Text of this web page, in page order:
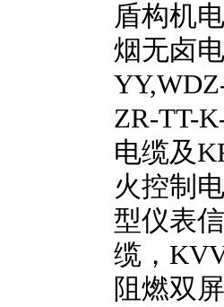
盾构机
烟无卤
ZR-TT-
电缆及
火控制
型仪表
缆，
阻燃双